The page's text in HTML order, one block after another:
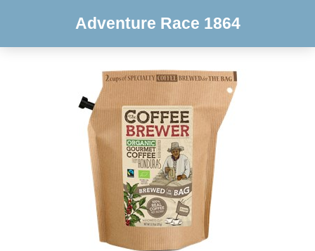
Adventure Race 1864